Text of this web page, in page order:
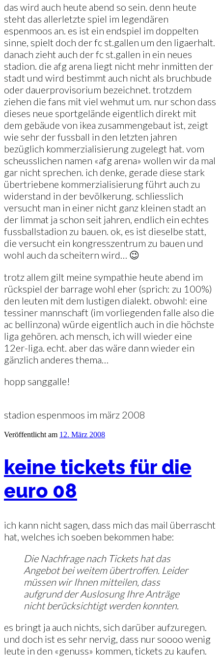
das wird auch heute abend so sein. denn heute
steht das allerletzte spiel im legendären
espenmoos an. es ist ein endspiel im doppelten
sinne, spielt doch der fc st.gallen um den ligaerhalt.
danach zieht auch der fc st.gallen in ein neues
stadion. die afg arena liegt nicht mehr inmitten der
stadt und wird bestimmt auch nicht als bruchbude
oder dauerprovisorium bezeichnet. trotzdem
ziehen die fans mit viel wehmut um. nur schon dass
dieses neue sportgelände eigentlich direkt mit
dem gebäude von ikea zusammengebaut ist, zeigt
wie sehr der fussball in den letzten jahren
bezüglich kommerzialisierung zugelegt hat. vom
scheusslichen namen «afg arena» wollen wir da mal
gar nicht sprechen. ich denke, gerade diese stark
übertriebene kommerzialisierung führt auch zu
widerstand in der bevölkerung. schliesslich
versucht man in einer nicht ganz kleinen stadt an
der limmat ja schon seit jahren, endlich ein echtes
fussballstadion zu bauen. ok, es ist dieselbe statt,
die versucht ein kongresszentrum zu bauen und
wohl auch da scheitern wird… 😉
trotz allem gilt meine sympathie heute abend im
rückspiel der barrage wohl eher (sprich: zu 100%)
den leuten mit dem lustigen dialekt. obwohl: eine
tessiner mannschaft (im vorliegenden falle also die
ac bellinzona) würde eigentlich auch in die höchste
liga gehören. ach mensch, ich will wieder eine
12er-liga. echt. aber das wäre dann wieder ein
gänzlich anderes thema…
hopp sanggalle!
stadion espenmoos im märz 2008
Veröffentlicht am 12. März 2008
keine tickets für die
euro 08
ich kann nicht sagen, dass mich das mail überrascht
hat, welches ich soeben bekommen habe:
Die Nachfrage nach Tickets hat das
Angebot bei weitem übertroffen. Leider
müssen wir Ihnen mitteilen, dass
aufgrund der Auslosung Ihre Anträge
nicht berücksichtigt werden konnten.
es bringt ja auch nichts, sich darüber aufzuregen.
und doch ist es sehr nervig, dass nur soooo wenig
leute in den «genuss» kommen, tickets zu kaufen.